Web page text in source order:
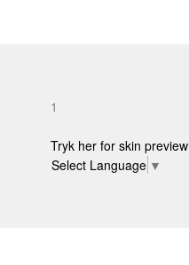
1
Tryk her for skin preview
Select Language ▼